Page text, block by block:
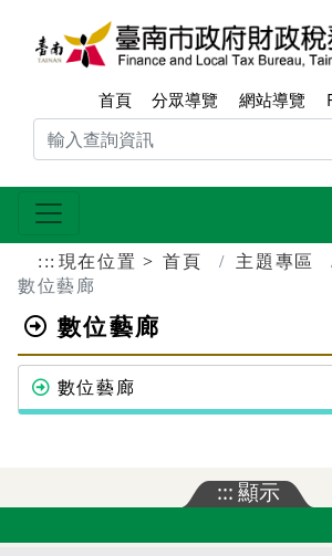
跳到主要內容區塊
首頁 分眾導覽 網站導覽
::: 現在位置 首頁 主題專區
數位藝廊
數位藝廊
數位藝廊
:::顯示